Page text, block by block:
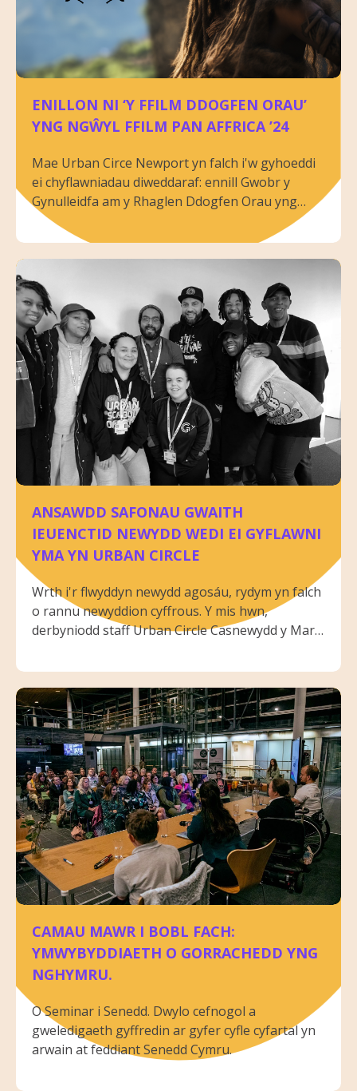
ENILLON NI ‘Y FFILM DDOGFEN ORAU’
YNG NGŴYL FFILM PAN AFFRICA ’24
Mae Urban Circe Newport yn falch i'w gyhoeddi
ei chyflawniadau diweddaraf: ennill Gwobr y
Gynulleidfa am y Rhaglen Ddogfen Orau yng
Ngŵyl Ffilm a Chelfyddydau Pan Affrica yn Los
Angeles.
ANSAWDD SAFONAU GWAITH
IEUENCTID NEWYDD WEDI EI GYFLAWNI
YMA YN URBAN CIRCLE
Wrth i'r flwyddyn newydd agosáu, rydym yn falch
o rannu newyddion cyffrous. Y mis hwn,
derbyniodd staff Urban Circle Casnewydd y Marc
Nghymru.
CAMAU MAWR I BOBL FACH:
YMWYBYDDIAETH O GORRACHEDD YNG
NGHYMRU.
O Seminar i Senedd. Dwylo cefnogol a
gweledigaeth gyffredin ar gyfer cyfle cyfartal yn
arwain at feddiant Senedd Cymru.